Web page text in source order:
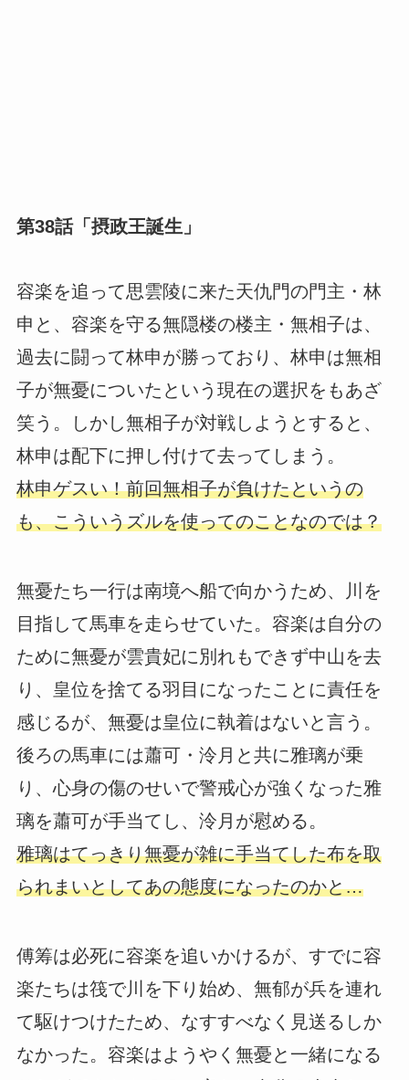
第38話「摂政王誕生」
容楽を追って思雲陵に来た天仇門の門主・林
申と、容楽を守る無隠楼の楼主・無相子は、
過去に闘って林申が勝っており、林申は無相
子が無憂についたという現在の選択をもあざ
笑う。しかし無相子が対戦しようとすると、
林申は配下に押し付けて去ってしまう。
林申ゲスい！前回無相子が負けたというの
も、こういうズルを使ってのことなのでは？
無憂たち一行は南境へ船で向かうため、川を
目指して馬車を走らせていた。容楽は自分の
ために無憂が雲貴妃に別れもできず中山を去
り、皇位を捨てる羽目になったことに責任を
感じるが、無憂は皇位に執着はないと言う。
後ろの馬車には蕭可・泠月と共に雅璃が乗
り、心身の傷のせいで警戒心が強くなった雅
璃を蕭可が手当てし、泠月が慰める。
雅璃はてっきり無憂が雑に手当てした布を取
られまいとしてあの態度になったのかと…
傅筹は必死に容楽を追いかけるが、すでに容
楽たちは筏で川を下り始め、無郁が兵を連れ
て駆けつけたため、なすすべなく見送るしか
なかった。容楽はようやく無憂と一緒になる